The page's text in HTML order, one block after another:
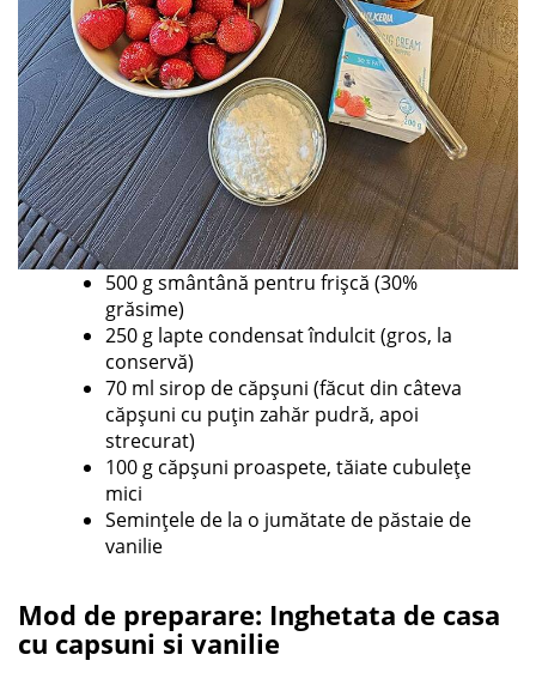
500 g smântână pentru frișcă (30%
grăsime)
250 g lapte condensat îndulcit (gros, la
conservă)
70 ml sirop de căpșuni (făcut din câteva
căpșuni cu puțin zahăr pudră, apoi
strecurat)
100 g căpșuni proaspete, tăiate cubulețe
mici
Semințele de la o jumătate de păstaie de
vanilie
Mod de preparare: Inghetata de casa
cu capsuni si vanilie